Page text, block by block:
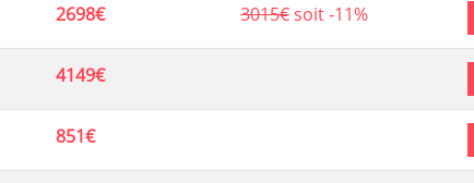
2698€ 3015€soit -11%
4149€
851€